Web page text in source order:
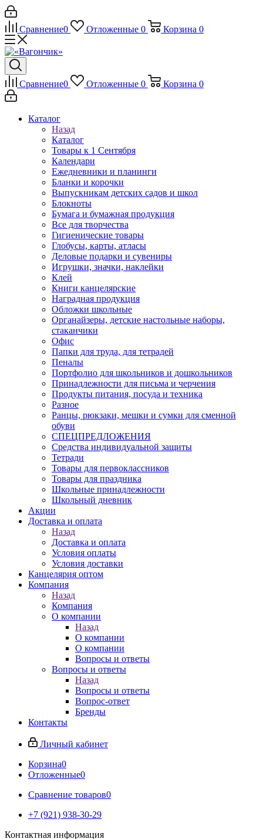
Сравнение0 Отложенные 0 Корзина 0
Сравнение0 Отложенные 0 Корзина 0
Каталог
Назад
Каталог
Товары к 1 Сентября
Календари
Ежедневники и планинги
Бланки и корочки
Выпускникам детских садов и школ
Блокноты
Бумага и бумажная продукция
Все для творчества
Гигиенические товары
Глобусы, карты, атласы
Деловые подарки и сувениры
Игрушки, значки, наклейки
Клей
Книги канцелярские
Наградная продукция
Обложки школьные
Органайзеры, детские настольные наборы,
стаканчики
Офис
Папки для труда, для тетрадей
Пеналы
Портфолио для школьников и дошкольников
Принадлежности для письма и черчения
Продукты питания, посуда и техника
Разное
Ранцы, рюкзаки, мешки и сумки для сменной
обуви
СПЕЦПРЕДЛОЖЕНИЯ
Средства индивидуальной защиты
Тетради
Товары для первоклассников
Товары для праздника
Школьные принадлежности
Школьный дневник
Акции
Доставка и оплата
Назад
Доставка и оплата
Условия оплаты
Условия доставки
Канцелярия оптом
Компания
Назад
Компания
О компании
Назад
О компании
О компании
Вопросы и ответы
Вопросы и ответы
Назад
Вопросы и ответы
Вопрос-ответ
Бренды
Контакты
Личный кабинет
Корзина0
Отложенные0
Сравнение товаров0
+7 (921) 938-30-29
Контактная информация